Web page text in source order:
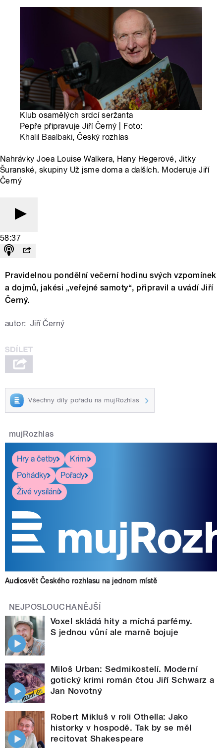
Klub osamělých srdcí seržanta
Pepře připravuje Jiří Černý | Foto:
Khalil Baalbaki, Český rozhlas
Nahrávky Joea Louise Walkera, Hany Hegerové, Jitky
Šuranské, skupiny Už jsme doma a dalších. Moderuje Jiří
Černý
58:37
Pravidelnou pondělní večerní hodinu svých vzpomínek
a dojmů, jakési „veřejné samoty“, připravil a uvádí Jiří
Černý.
autor: Jiří Černý
Všechny díly pořadu na mujRozhlas
mujRozhlas
Hry a četby
Krimi
Pohádky
Pořady
Živé vysílání
Audiosvět Českého rozhlasu na jednom místě
NEJPOSLOUCHANĚJŠÍ
Voxel skládá hity a míchá parfémy.
S jednou vůní ale marně bojuje
Miloš Urban: Sedmikostelí. Moderní
gotický krimi román čtou Jiří Schwarz a
Jan Novotný
Robert Mikluš v roli Othella: Jako
historky v hospodě. Tak by se měl
recitovat Shakespeare